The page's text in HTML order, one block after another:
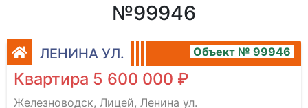
№99946
ЛЕНИНА УЛ. Объект № 99946
Квартира 5 600 000 ₽
Железноводск, Лицей, Ленина ул.